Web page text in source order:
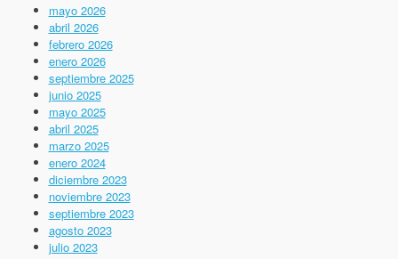
mayo 2026
abril 2026
febrero 2026
enero 2026
septiembre 2025
junio 2025
mayo 2025
abril 2025
marzo 2025
enero 2024
diciembre 2023
noviembre 2023
septiembre 2023
agosto 2023
julio 2023